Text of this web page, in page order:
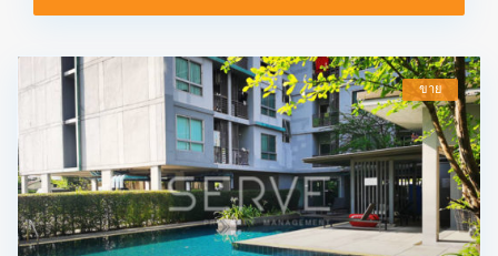
ขาย